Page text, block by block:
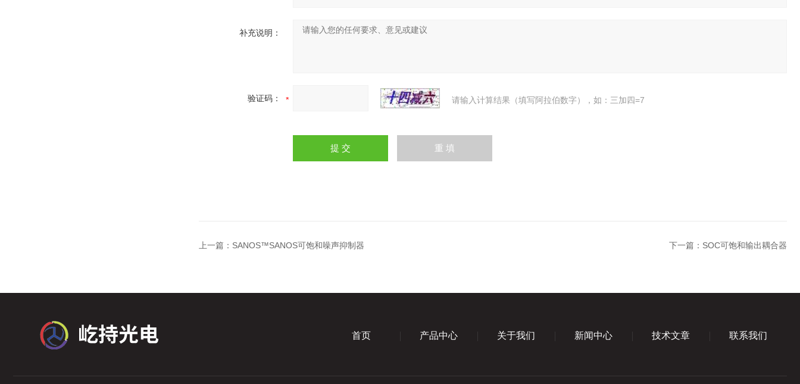
补充说明：
验证码： 请输入计算结果（填写阿拉伯数字），如：三加四=7
上一篇： SANOS™SANOS可饱和噪声抑制器 下一篇： SOC可饱和输出耦合器
首页 产品中心 关于我们 新闻中心 技术文章 联系我们